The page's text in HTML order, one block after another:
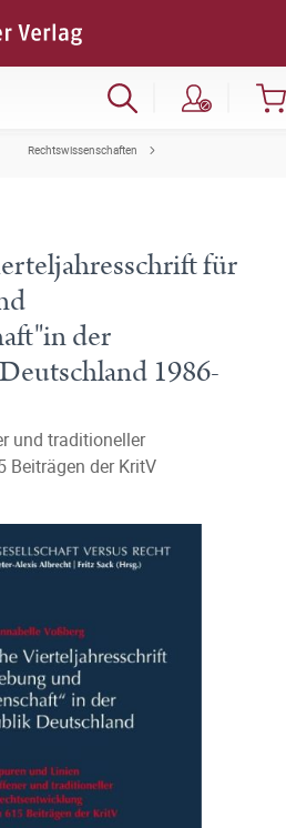
Rechtswissenschaften
für
der
1986-
und traditioneller
Beiträgen der KritV